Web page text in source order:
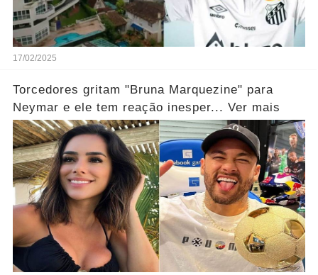
17/02/2025
Torcedores gritam "Bruna Marquezine" para
Neymar e ele tem reação inesper... Ver mais